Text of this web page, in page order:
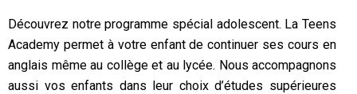
Découvrez notre programme spécial adolescent. La Teens
Academy permet à votre enfant de continuer ses cours en
anglais même au collège et au lycée. Nous accompagnons
aussi vos enfants dans leur choix d’études supérieures